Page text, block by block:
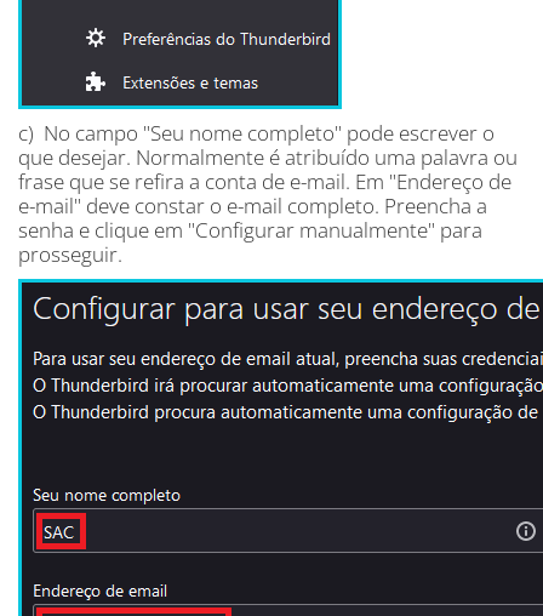
c) No campo "Seu nome completo" pode escrever o
que desejar. Normalmente é atribuído uma palavra ou
frase que se refira a conta de e-mail. Em "Endereço de
e-mail" deve constar o e-mail completo. Preencha a
senha e clique em "Configurar manualmente" para
prosseguir.